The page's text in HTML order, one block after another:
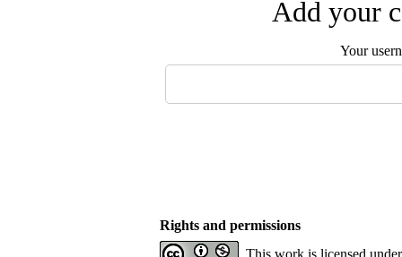
Add your
Your
Rights and permissions
This work is licensed